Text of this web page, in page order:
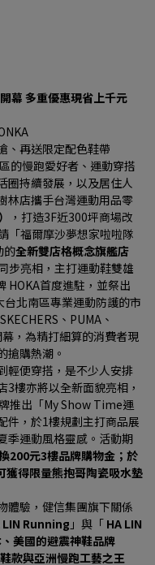
幕 多重優惠現省上千元
、再送限定配色鞋帶
的慢跑愛好者、運動穿搭
圈持續發展，以及居住人
林店攜手台灣運動用品零
，打造3F近300坪商場改
「福爾摩沙夢想家啦啦隊
的全新雙店格概念旗艦店
步亮相，主打運動鞋雙雄
HOKA首度進駐，並祭出
北南區專業運動防護的市
、PUMA、
，為精打細算的消費者現
搶購熱潮。
輕便穿搭，是不少人安排
樓亦將以全新面貌亮相，
推出「My Show Time運
件，於1樓規劃主打商品展
季運動風格靈感。活動期
200元3樓品牌購物金；於
獲得限量熊抱哥陶瓷吸水墊
體驗，健信集團旗下關係
LIN Running 」與「 HA LIN
美國的避震神鞋品牌
款與亞洲慢跑工藝之王